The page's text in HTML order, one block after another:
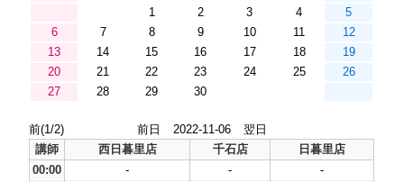
1
2 3 4
5
6
7 8 9 10 11
12
13
14 15 16 17 18
19
20
21 22 23 24 25
26
27
28 29 30
前(1/2) 前日 2022-11-06
翌日
講師
西日暮里店 千石店
日暮里店
00:00
- -
-